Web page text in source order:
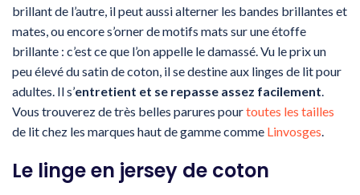
brillant de l’autre, il peut aussi alterner les bandes brillantes et
mates, ou encore s’orner de motifs mats sur une étoffe
brillante : c’est ce que l’on appelle le damassé. Vu le prix un
peu élevé du satin de coton, il se destine aux linges de lit pour
adultes. Il s’entretient et se repasse assez facilement.
Vous trouverez de très belles parures pourtoutes les tailles
de lit chez les marques haut de gamme comme Linvosges.
Le linge en jersey de coton